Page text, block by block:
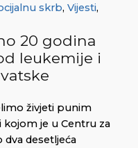
skrb, Vijesti,
20 godina
leukemije i
živjeti punim
kojom je u Centru za
desetljeća